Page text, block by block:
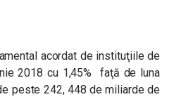
acordat de instituţiile de
2018 cu 1,45% faţă de luna
peste 242, 448 de miliarde de